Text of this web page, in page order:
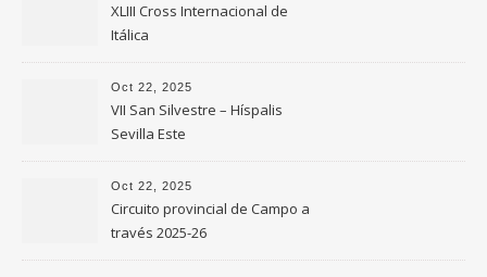
XLIII Cross Internacional de
Itálica
Oct 22, 2025
VII San Silvestre – Híspalis
Sevilla Este
Oct 22, 2025
Circuito provincial de Campo a
través 2025-26